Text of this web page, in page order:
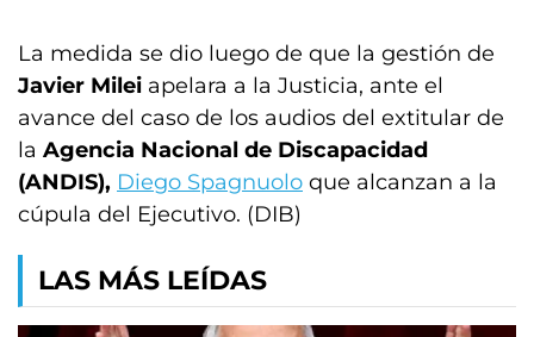
La medida se dio luego de que la gestión de
Javier Milei apelara a la Justicia, ante el
avance del caso de los audios del extitular de
la Agencia Nacional de Discapacidad
(ANDIS), Diego Spagnuolo que alcanzan a la
cúpula del Ejecutivo. (DIB)
LAS MÁS LEÍDAS